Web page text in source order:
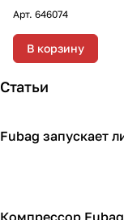
Арт. 646074
В корзину
Статьи
Компрессоры
Fubag запускает